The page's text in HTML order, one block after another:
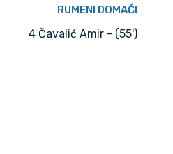
RUMENI DOMAČI
4 Čavalić Amir - (55')